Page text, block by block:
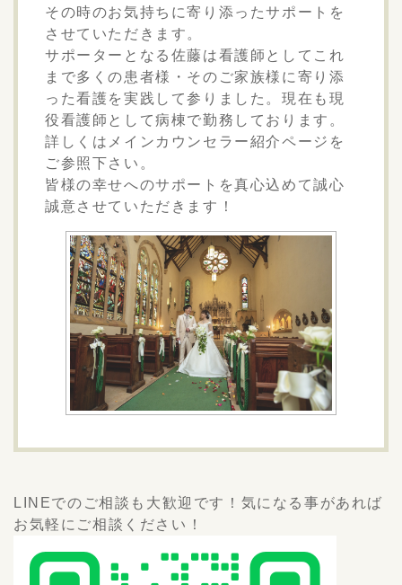
その時のお気持ちに寄り添ったサポートを
させていただきます。
サポーターとなる佐藤は看護師としてこれ
まで多くの患者様・そのご家族様に寄り添
った看護を実践して参りました。現在も現
役看護師として病棟で勤務しております。
詳しくはメインカウンセラー紹介ページを
ご参照下さい。
皆様の幸せへのサポートを真心込めて誠心
誠意させていただきます！
LINEでのご相談も大歓迎です！気になる事があれば
お気軽にご相談ください！